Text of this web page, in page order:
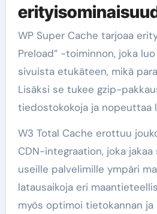
WP Super Cache tarjoaa
Preload” -toiminnon, joka
sivuista etukäteen, mikä
Lisäksi se tukee gzip-
tiedostokokoja ja nopeuttaa
W3 Total Cache erottuu
CDN-integraation, joka
useille palvelimille ympäri
latausaikoja eri
myös optimoi tietokannan ja